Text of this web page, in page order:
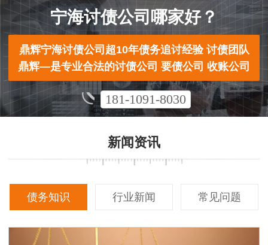
宁海讨债公司哪家好？
鼎辉宁海讨债公司超10年债务追讨经验 讨债团队
鼎辉—是专业合法的讨债公司 要债公司 收账公司
181-1091-8030
新闻资讯
债务知识 行业新闻 常见问题